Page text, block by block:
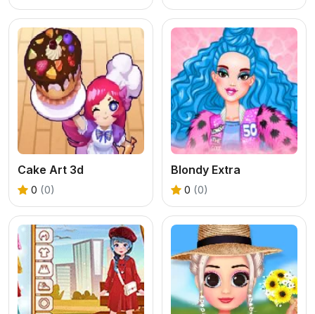
Cake Art 3d
0 (0)
Blondy Extra
0 (0)